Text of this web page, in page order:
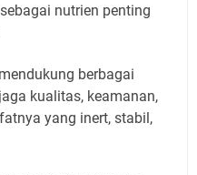
nutrien penting
berbagai
kualitas, keamanan,
yang inert, stabil,